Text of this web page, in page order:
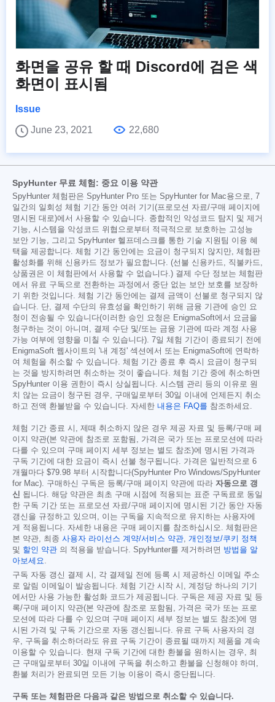
화면을 공유 할 때 Discord에 검은 색
화면이 표시됨
Issue
June 23, 2021
22,680
SpyHunter 무료 체험: 중요 이용 약관
SpyHunter 체험판은 SpyHunter Pro 또는 SpyHunter for Mac용으로, 7
일간의 일회성 체험 기간 동안 여러 기기(프로모션 자료/구매 페이지에
명시된 대로)에서 사용할 수 있습니다. 종합적인 악성코드 탐지 및 제거
기능, 시스템을 악성코드 위협으로부터 적극적으로 보호하는 고성능
보안 기능, 그리고 SpyHunter 헬프데스크를 통한 기술 지원팀 이용 혜
택을 제공합니다. 체험 기간 동안에는 요금이 청구되지 않지만, 체험판
활성화를 위해 신용카드 정보가 필요합니다. (선불 신용카드, 직불카드,
상품권은 이 체험판에서 사용할 수 없습니다.) 결제 수단 정보는 체험판
에서 유료 구독으로 전환하는 과정에서 중단 없는 보안 보호를 보장하
기 위한 것입니다. 체험 기간 동안에는 결제 금액이 선불로 청구되지 않
습니다. 단, 결제 수단의 유효성을 확인하기 위해 금융 기관에 승인 요
청이 전송될 수 있습니다(이러한 승인 요청은 EnigmaSoft에서 요금을
청구하는 것이 아니며, 결제 수단 및/또는 금융 기관에 따라 계정 사용
가능 여부에 영향을 미칠 수 있습니다). 7일 체험 기간이 종료되기 전에
EnigmaSoft 웹사이트의 '내 계정' 섹션에서 또는 EnigmaSoft에 연락하
여 체험을 취소할 수 있습니다. 체험 기간 종료 후 즉시 요금이 청구되
는 것을 방지하려면 취소하는 것이 좋습니다. 체험 기간 중에 취소하면
SpyHunter 이용 권한이 즉시 상실됩니다. 시스템 관리 등의 이유로 원
치 않는 요금이 청구된 경우, 구매일로부터 30일 이내에 언제든지 취소
하고 전액 환불받을 수 있습니다. 자세한 내용은 FAQ를 참조하세요.
체험 기간 종료 시, 제때 취소하지 않은 경우 제공 자료 및 등록/구매 페
이지 약관(본 약관에 참조로 포함됨, 가격은 국가 또는 프로모션에 따라
다를 수 있으며 구매 페이지 세부 정보는 별도 참조)에 명시된 가격과
구독 기간에 대한 요금이 즉시 선불 청구됩니다. 가격은 일반적으로 6
개월마다 $79.98 부터 시작합니다(SpyHunter Pro Windows/SpyHunter
for Mac). 구매하신 구독은 등록/구매 페이지 약관에 따라 자동으로 갱
신
됩니다. 해당 약관은 최초 구매 시점에 적용되는 표준 구독료로 동일
한 구독 기간 또는 프로모션 자료/구매 페이지에 명시된 기간 동안 자동
갱신을 규정하고 있으며, 이는 구독을 지속적으로 유지하는 사용자에
게 적용됩니다. 자세한 내용은 구매 페이지를 참조하십시오. 체험판은
본 약관, 최종 사용자 라이선스 계약/서비스 약관
개인정보/쿠키 정책
및 할인 약관 의 적용을 받습니다. SpyHunter를 제거하려면 방법을 알
아보세요
구독 자동 갱신 결제 시, 각 결제일 전에 등록 시 제공하신 이메일 주소
로 알림 이메일이 발송됩니다. 체험 기간 시작 시, 계정당 하나의 기기
에서만 사용 가능한 활성화 코드가 제공됩니다. 구독은 제공 자료 및 등
록/구매 페이지 약관(본 약관에 참조로 포함됨, 가격은 국가 또는 프로
모션에 따라 다를 수 있으며 구매 페이지 세부 정보는 별도 참조)에 명
시된 가격 및 구독 기간으로 자동 갱신됩니다. 유료 구독 사용자의 경
우, 구독을 취소하더라도 유료 구독 기간이 종료될 때까지 제품을 계속
이용할 수 있습니다. 현재 구독 기간에 대한 환불을 원하시는 경우, 최
근 구매일로부터 30일 이내에 구독을 취소하고 환불을 신청해야 하며,
환불 처리가 완료되면 모든 기능 이용이 즉시 중단됩니다.
구독 또는 체험판은 다음과 같은 방법으로 취소할 수 있습니다.